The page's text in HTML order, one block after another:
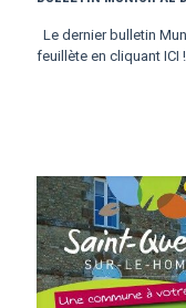
Le dernier bulletin
feuillète en cliquant ICI !